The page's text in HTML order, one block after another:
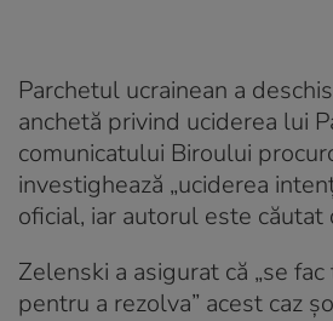
Parchetul ucrainean a
anchetă privind uciderea lui
comunicatului Biroului
investighează „uciderea
oficial, iar autorul este căutat
Zelenski a asigurat că „se
pentru a rezolva” acest caz